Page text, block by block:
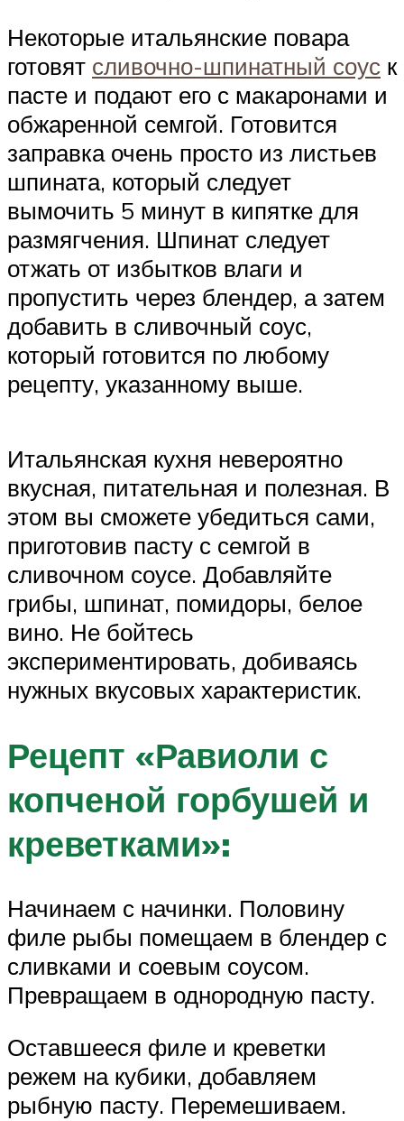
Некоторые итальянские повара
готовят сливочно-шпинатный соус к
пасте и подают его с макаронами и
обжаренной семгой. Готовится
заправка очень просто из листьев
шпината, который следует
вымочить 5 минут в кипятке для
размягчения. Шпинат следует
отжать от избытков влаги и
пропустить через блендер, а затем
добавить в сливочный соус,
который готовится по любому
рецепту, указанному выше.
Итальянская кухня невероятно
вкусная, питательная и полезная. В
этом вы сможете убедиться сами,
приготовив пасту с семгой в
сливочном соусе. Добавляйте
грибы, шпинат, помидоры, белое
вино. Не бойтесь
экспериментировать, добиваясь
нужных вкусовых характеристик.
Рецепт «Равиоли с
копченой горбушей и
креветками»:
Начинаем с начинки. Половину
филе рыбы помещаем в блендер с
сливками и соевым соусом.
Превращаем в однородную пасту.
Оставшееся филе и креветки
режем на кубики, добавляем
рыбную пасту. Перемешиваем.